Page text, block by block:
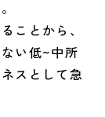
ことから、
い低~中所
スとして急